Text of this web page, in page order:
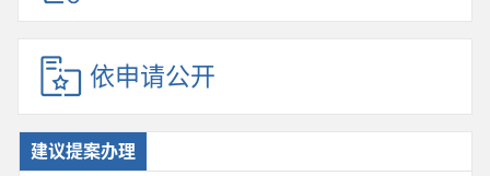
依申请公开
建议提案办理